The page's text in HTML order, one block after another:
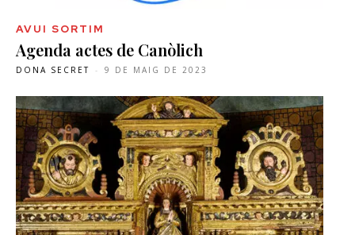
AVUI SORTIM
Agenda actes de Canòlich
DONA SECRET - 9 DE MAIG DE 2023